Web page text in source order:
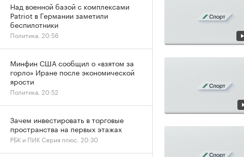
Над военной базой с комплексами
Patriot в Германии заметили
беспилотники
Политика, 20:56
Минфин США сообщил о «взятом за
горло» Иране после экономической
ярости
Политика, 20:52
Зачем инвестировать в торговые
пространства на первых этажах
РБК и ПИК Серия плюс, 20:30